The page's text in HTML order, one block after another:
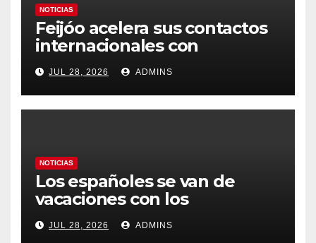
NOTICIAS
Feijóo acelera sus contactos
internacionales con
Latinoamérica como socio
prioritario en su agenda de
gobierno
JUL 28, 2026 ADMINS
NOTICIAS
Los españoles se van de
vacaciones con los
carburantes hasta un 21%
más caros que el año pasado
JUL 28, 2026 ADMINS